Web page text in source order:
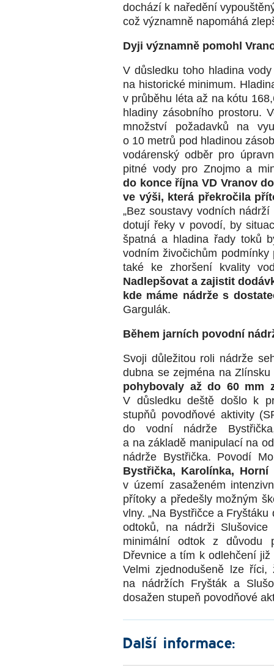
dochází k naředění
což významně napomáhá
Dyji významně pomohl
V důsledku toho hladina
na historické minimum.
v průběhu léta až na kótu
hladiny zásobního prostoru.
množství požadavků na
o 10 metrů pod hladinou
vodárenský odběr pro
pitné vody pro Znojmo a
do konce října VD Vranov
ve výši, která překročila
„Bez soustavy vodních
dotují řeky v povodí, by
špatná a hladina řady toků
vodním živočichům
také ke zhoršení kvality
Nadlepšovat a zajistit
kde máme nádrže s
Gargulák.
Během jarních povodní
Svoji důležitou roli nádrže
dubna se zejména na
pohybovaly až do 60 mm
V důsledku deště došlo k
stupňů povodňové aktivity
do vodní nádrže
a na základě manipulací na
nádrže Bystřička. Povodí
Bystřička, Karolínka,
v území zasaženém
přítoky a předešly možným
vlny. „Na Bystřičce a
odtoků, na nádrži
minimální odtok z důvodu
Dřevnice a tím k odlehčení
Velmi zjednodušeně lze říci,
na nádržích Fryšták a
dosažen stupeň povodňové
Další informace: